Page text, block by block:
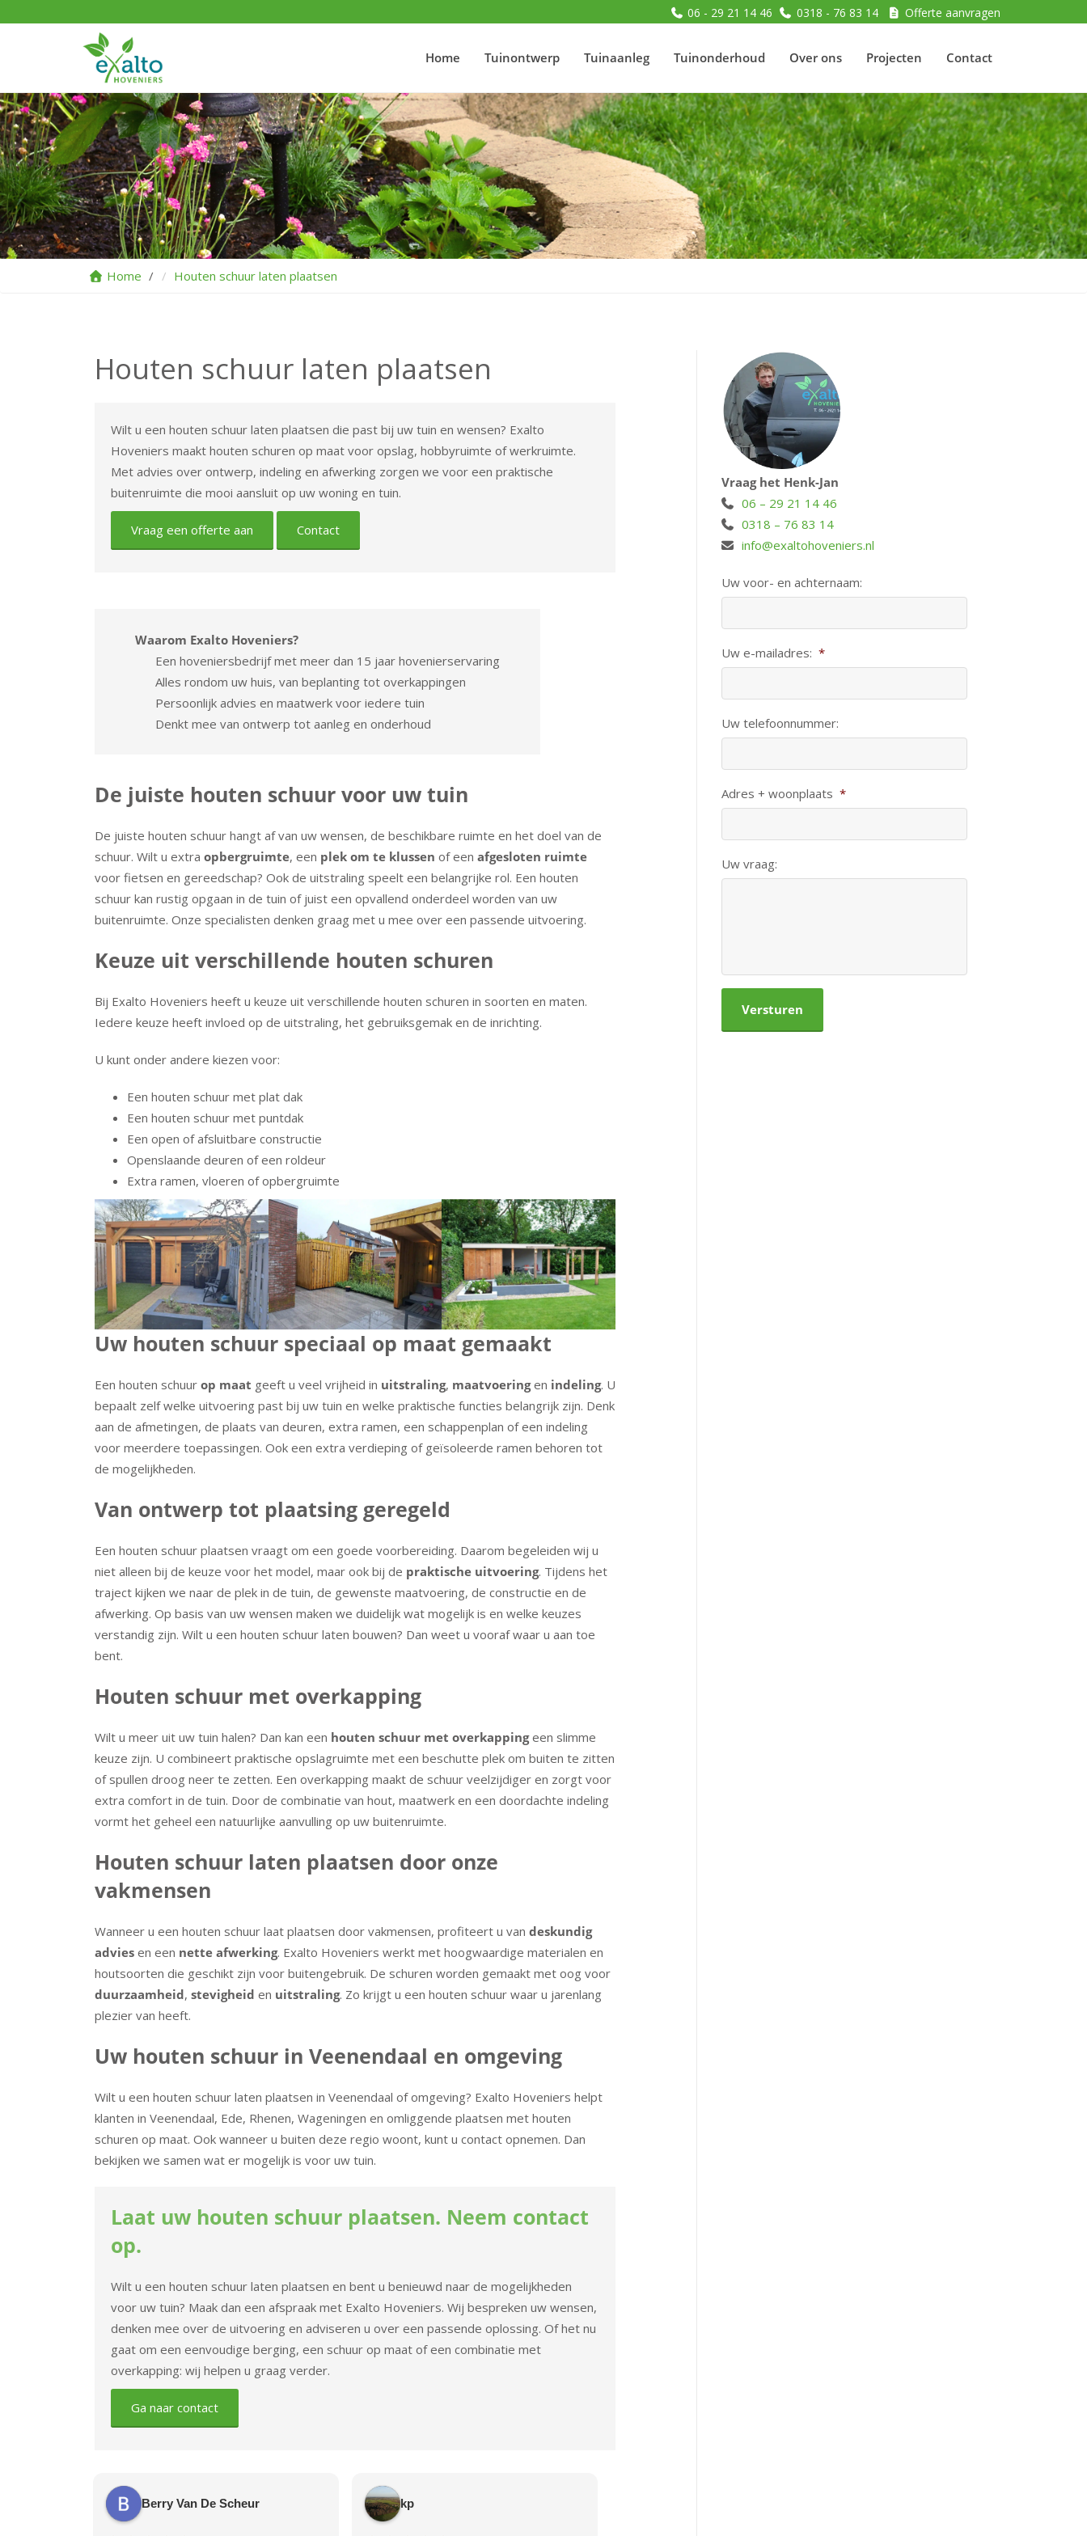
06 - 29 21 14 46 0318 - 76 83 14 Offerte aanvragen
Home Tuinontwerp Tuinaanleg Tuinonderhoud Over ons Projecten Contact
Home Houten schuur laten plaatsen
Houten schuur laten plaatsen
Wilt u een houten schuur laten plaatsen die past bij uw tuin en wensen? Exalto
Hoveniers maakt houten schuren op maat voor opslag, hobbyruimte of werkruimte.
Met advies over ontwerp, indeling en afwerking zorgen we voor een praktische
buitenruimte die mooi aansluit op uw woning en tuin.
Vraag een offerte aan Contact
Waarom Exalto Hoveniers?
Een hoveniersbedrijf met meer dan 15 jaar hovenierservaring
Alles rondom uw huis, van beplanting tot overkappingen
Persoonlijk advies en maatwerk voor iedere tuin
Denkt mee van ontwerp tot aanleg en onderhoud
De juiste houten schuur voor uw tuin
De juiste houten schuur hangt af van uw wensen, de beschikbare ruimte en het doel van de
schuur. Wilt u extra opbergruimte, een plek om te klussen of een afgesloten ruimte
voor fietsen en gereedschap? Ook de uitstraling speelt een belangrijke rol. Een houten
schuur kan rustig opgaan in de tuin of juist een opvallend onderdeel worden van uw
buitenruimte. Onze specialisten denken graag met u mee over een passende uitvoering.
Keuze uit verschillende houten schuren
Bij Exalto Hoveniers heeft u keuze uit verschillende houten schuren in soorten en maten.
Iedere keuze heeft invloed op de uitstraling, het gebruiksgemak en de inrichting.
U kunt onder andere kiezen voor:
Een houten schuur met plat dak
Een houten schuur met puntdak
Een open of afsluitbare constructie
Openslaande deuren of een roldeur
Extra ramen, vloeren of opbergruimte
Uw houten schuur speciaal op maat gemaakt
Een houten schuur op maat geeft u veel vrijheid in uitstraling, maatvoeringen indeling. U
bepaalt zelf welke uitvoering past bij uw tuin en welke praktische functies belangrijk zijn. Denk
aan de afmetingen, de plaats van deuren, extra ramen, een schappenplan of een indeling
voor meerdere toepassingen. Ook een extra verdieping of geïsoleerde ramen behoren tot
de mogelijkheden.
Van ontwerp tot plaatsing geregeld
Een houten schuur plaatsen vraagt om een goede voorbereiding. Daarom begeleiden wij u
niet alleen bij de keuze voor het model, maar ook bij de praktische uitvoering. Tijdens het
traject kijken we naar de plek in de tuin, de gewenste maatvoering, de constructie en de
afwerking. Op basis van uw wensen maken we duidelijk wat mogelijk is en welke keuzes
verstandig zijn. Wilt u een houten schuur laten bouwen? Dan weet u vooraf waar u aan toe
bent.
Houten schuur met overkapping
Wilt u meer uit uw tuin halen? Dan kan een houten schuur met overkappingeen slimme
keuze zijn. U combineert praktische opslagruimte met een beschutte plek om buiten te zitten
of spullen droog neer te zetten. Een overkapping maakt de schuur veelzijdiger en zorgt voor
extra comfort in de tuin. Door de combinatie van hout, maatwerk en een doordachte indeling
vormt het geheel een natuurlijke aanvulling op uw buitenruimte.
Houten schuur laten plaatsen door onze
vakmensen
Wanneer u een houten schuur laat plaatsen door vakmensen, profiteert u van deskundig
advies en een nette afwerking. Exalto Hoveniers werkt met hoogwaardige materialen en
houtsoorten die geschikt zijn voor buitengebruik. De schuren worden gemaakt met oog voor
duurzaamheid, stevigheid en uitstraling. Zo krijgt u een houten schuur waar u jarenlang
plezier van heeft.
Uw houten schuur in Veenendaal en omgeving
Wilt u een houten schuur laten plaatsen in Veenendaal of omgeving? Exalto Hoveniers helpt
klanten in Veenendaal, Ede, Rhenen, Wageningen en omliggende plaatsen met houten
schuren op maat. Ook wanneer u buiten deze regio woont, kunt u contact opnemen. Dan
bekijken we samen wat er mogelijk is voor uw tuin.
Laat uw houten schuur plaatsen. Neem contact
op.
Wilt u een houten schuur laten plaatsen en bent u benieuwd naar de mogelijkheden
voor uw tuin? Maak dan een afspraak met Exalto Hoveniers. Wij bespreken uw wensen,
denken mee over de uitvoering en adviseren u over een passende oplossing. Of het nu
gaat om een eenvoudige berging, een schuur op maat of een combinatie met
overkapping: wij helpen u graag verder.
Ga naar contact
Berry Van De Scheur kp
Vraag het Henk-Jan
06 – 29 21 14 46
0318 – 76 83 14
info@exaltohoveniers.nl
Uw voor- en achternaam:
Uw e-mailadres: *
Uw telefoonnummer:
Adres + woonplaats *
Uw vraag: